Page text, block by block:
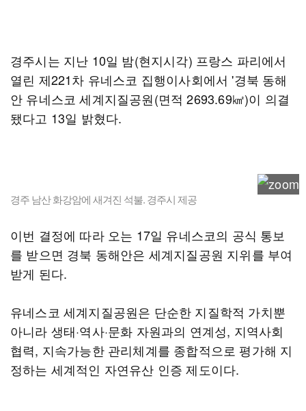
경주시는 지난 10일 밤(현지시각) 프랑스 파리에서
열린 제221차 유네스코 집행이사회에서 '경북 동해
안 유네스코 세계지질공원(면적 2693.69㎢)이 의결
됐다고 13일 밝혔다.
경주 남산 화강암에 새겨진 석불. 경주시 제공
이번 결정에 따라 오는 17일 유네스코의 공식 통보
를 받으면 경북 동해안은 세계지질공원 지위를 부여
받게 된다.
유네스코 세계지질공원은 단순한 지질학적 가치뿐
아니라 생태·역사·문화 자원과의 연계성, 지역사회
협력, 지속가능한 관리체계를 종합적으로 평가해 지
정하는 세계적인 자연유산 인증 제도이다.